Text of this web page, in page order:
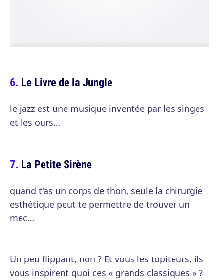
Le Livre de la Jungle
le jazz est une musique inventée par les singes
et les ours…
La Petite Sirène
quand t'as un corps de thon, seule la chirurgie
esthétique peut te permettre de trouver un
mec…
Un peu flippant, non ? Et vous les topiteurs, ils
vous inspirent quoi ces « grands classiques » ?